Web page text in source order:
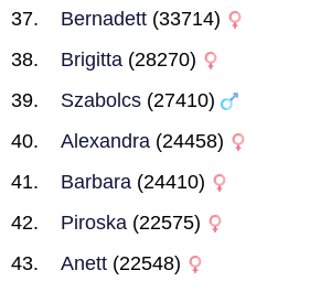
Bernadett (33714)
Brigitta (28270)
Szabolcs (27410)
Alexandra (24458)
Barbara (24410)
Piroska (22575)
Anett (22548)